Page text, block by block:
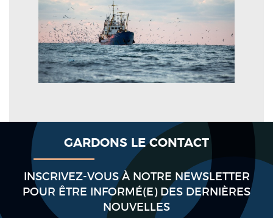
GARDONS LE CONTACT
INSCRIVEZ-VOUS À NOTRE NEWSLETTER
POUR ÊTRE INFORMÉ(E) DES DERNIÈRES
NOUVELLES